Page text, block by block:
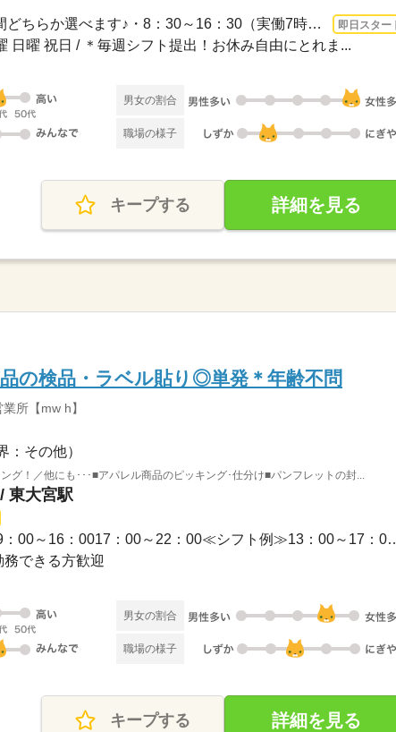
1ヵ月以内 即日〜 / ■勤務時間どちらか選べます♪・8：30～16：30（実働7時間／休憩1時...
即日スター
日曜 祝日 / ＊毎週シフト提出！お休み自由にとれま...
男女の割合
職場の様子
キープする 詳細を見る
の検品・ラベル貼り◎単発＊年齢不問
所【mw h】
：その他）
グ！／他にも･･･■アパレル商品のピッキング･仕分け■パンフレットの封...
東大宮駅
1日のみ / 09：00～18：0009：00～
できる方歓迎
男女の割合
職場の様子
キープする 詳細を見る